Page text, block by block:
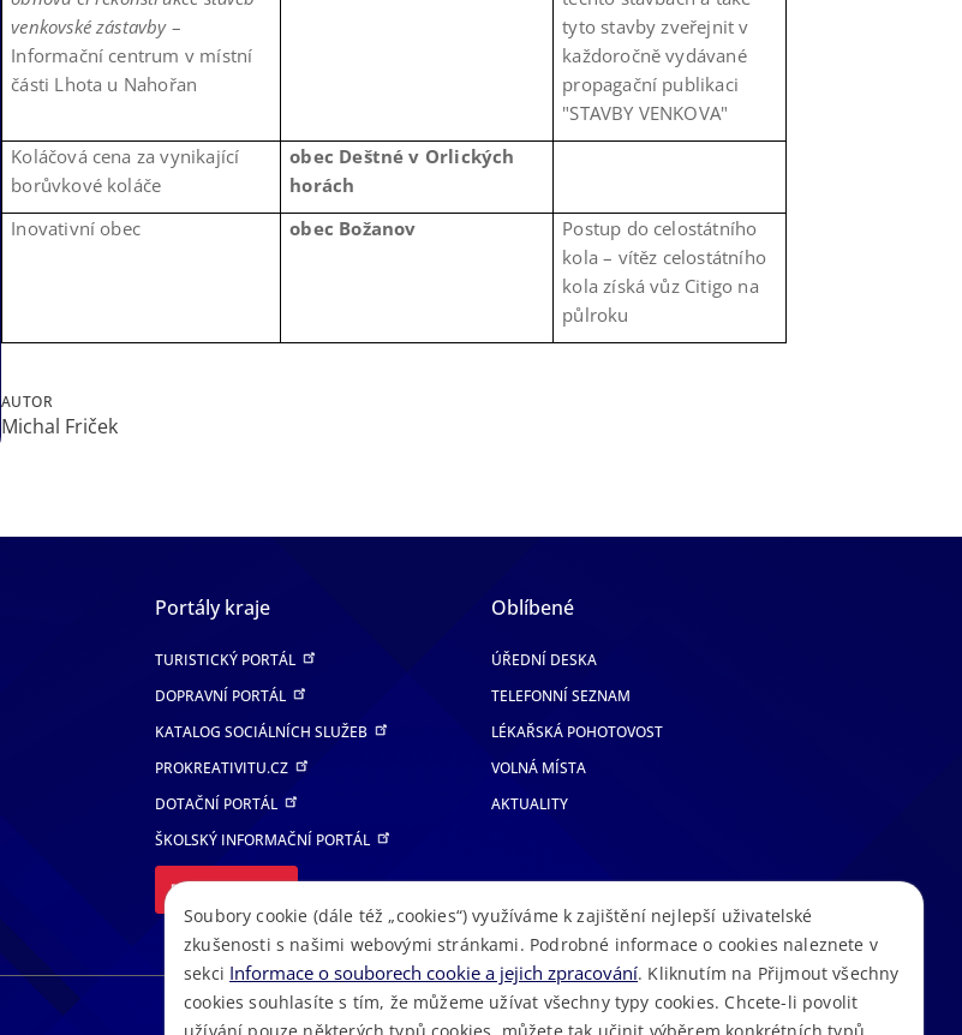
venkovské zástavby–
Informační centrum v místní
části Lhota u Nahořan
tyto stavby zveřejnit v
každoročně vydávané
propagační publikaci
"STAVBY VENKOVA"
Koláčová cena za vynikající
borůvkové koláče
obec Deštné v Orlických
horách
Inovativní obec
obec Božanov
Postup do celostátního
kola – vítěz celostátního
kola získá vůz Citigo na
půlroku
AUTOR
Michal Friček
Portály kraje
TURISTICKÝ PORTÁL
DOPRAVNÍ PORTÁL
KATALOG SOCIÁLNÍCH SLUŽEB
PROKREATIVITU.CZ
DOTAČNÍ PORTÁL
ŠKOLSKÝ INFORMAČNÍ PORTÁL
DALŠÍ PORTÁLY
Oblíbené
ÚŘEDNÍ DESKA
TELEFONNÍ SEZNAM
LÉKAŘSKÁ POHOTOVOST
VOLNÁ MÍSTA
AKTUALITY
Soubory cookie (dále též „cookies“) využíváme k zajištění nejlepší uživatelské
zkušenosti s našimi webovými stránkami. Podrobné informace o cookies naleznete v
sekci Informace o souborech cookie a jejich zpracování. Kliknutím na Přijmout všechny
cookies souhlasíte s tím, že můžeme užívat všechny typy cookies. Chcete-li povolit